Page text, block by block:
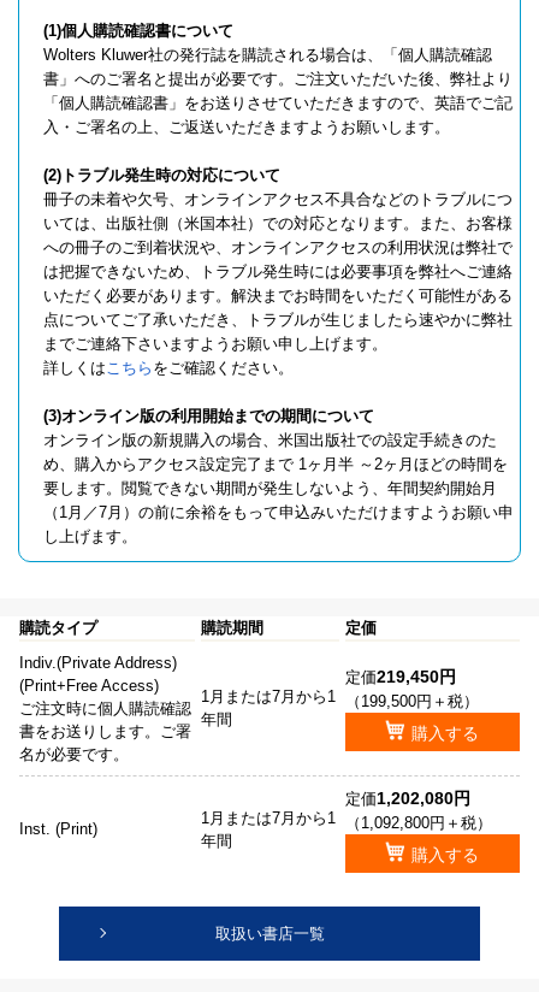
(1)個人購読確認書について
Wolters Kluwer社の発行誌を購読される場合は、「個人購読確認
書」へのご署名と提出が必要です。ご注文いただいた後、弊社より
「個人購読確認書」をお送りさせていただきますので、英語でご記
入・ご署名の上、ご返送いただきますようお願いします。
(2)トラブル発生時の対応について
冊子の未着や欠号、オンラインアクセス不具合などのトラブルにつ
いては、出版社側（米国本社）での対応となります。また、お客様
への冊子のご到着状況や、オンラインアクセスの利用状況は弊社で
は把握できないため、トラブル発生時には必要事項を弊社へご連絡
いただく必要があります。解決までお時間をいただく可能性がある
点についてご了承いただき、トラブルが生じましたら速やかに弊社
までご連絡下さいますようお願い申し上げます。
詳しくはこちら をご確認ください。
(3)オンライン版の利用開始までの期間について
オンライン版の新規購入の場合、米国出版社での設定手続きのた
め、購入からアクセス設定完了まで 1ヶ月半 ～2ヶ月ほどの時間を
要します。閲覧できない期間が発生しないよう、年間契約開始月
（1月／7月）の前に余裕をもって申込みいただけますようお願い申
し上げます。
購読タイプ 購読期間
定価
Indiv.(Private Address)
(Print+Free Access)
ご注文時に個人購読確認
書をお送りします。ご署
名が必要です。
1月または7月から1
年間
定価219,450円
（199,500円＋税）
購入する
Inst. (Print)
1月または7月から1
年間
定価1,202,080円
（1,092,800円＋税）
購入する
取扱い書店一覧